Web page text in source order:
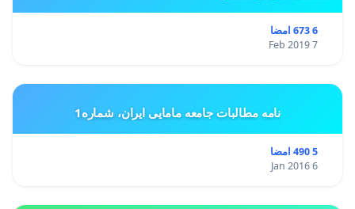
6 673 امضا
7 Feb 2019
نامه مطالبات جامعه مامایی ایران، شماره1
5 490 امضا
6 Jan 2016